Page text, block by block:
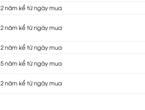
2 năm kể từ ngày mua
2 năm kể từ ngày mua
2 năm kể từ ngày mua
5 năm kể từ ngày mua
2 năm kể từ ngày mua